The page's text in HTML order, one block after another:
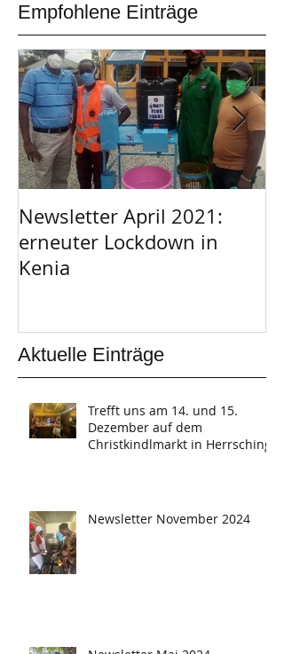
Empfohlene Einträge
Newsletter April 2021:
erneuter Lockdown in
Kenia
Aktuelle Einträge
Trefft uns am 14. und 15.
Dezember auf dem
Christkindlmarkt in Herrsching
Newsletter November 2024